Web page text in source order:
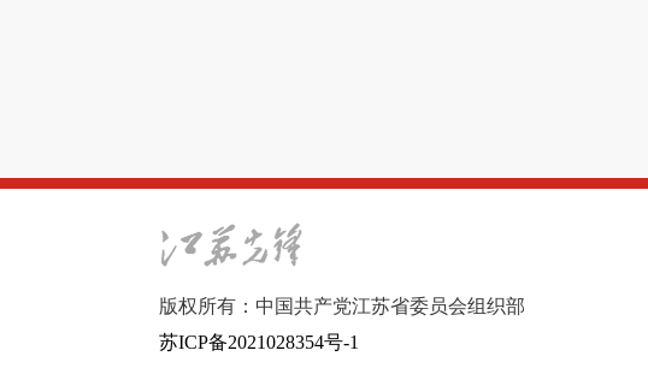
版权所有：中国共产党江苏省委员会组织部
苏ICP备2021028354号-1